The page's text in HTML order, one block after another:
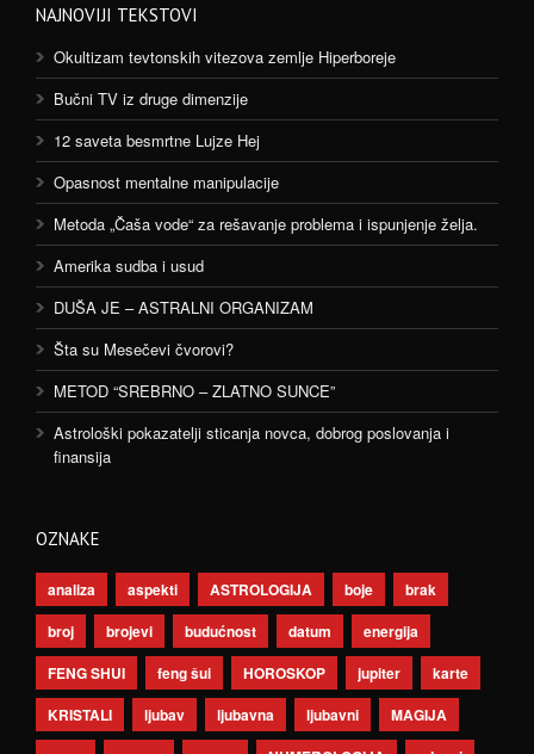
NAJNOVIJI TEKSTOVI
Okultizam tevtonskih vitezova zemlje Hiperboreje
Bučni TV iz druge dimenzije
12 saveta besmrtne Lujze Hej
Opasnost mentalne manipulacije
Metoda „Čaša vode“ za rešavanje problema i ispunjenje želja.
Amerika sudba i usud
DUŠA JE – ASTRALNI ORGANIZAM
Šta su Mesečevi čvorovi?
METOD “SREBRNO – ZLATNO SUNCE”
Astrološki pokazatelji sticanja novca, dobrog poslovanja i
finansija
OZNAKE
analiza aspekti ASTROLOGIJA boje
brak
broj
brojevi budućnost datum
energija
FENG SHUI
feng šui HOROSKOP jupiter
karte
KRISTALI
ljubav ljubavna ljubavni
MAGIJA